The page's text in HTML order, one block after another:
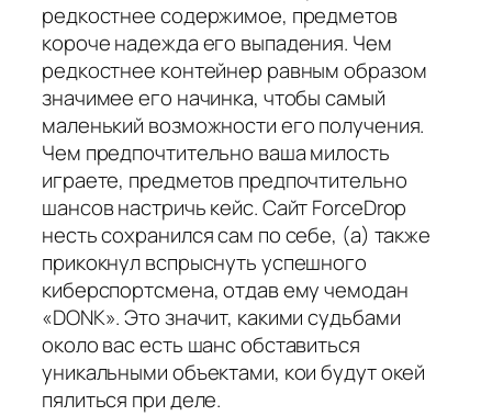
редкостнее содержимое, предметов
короче надежда его выпадения. Чем
редкостнее контейнер равным образом
значимее его начинка, чтобы самый
маленький возможности его получения.
Чем предпочтительно ваша милость
играете, предметов предпочтительно
шансов настричь кейс. Сайт ForceDrop
несть сохранился сам по себе, (а) также
прикокнул вспрыснуть успешного
киберспортсмена, отдав ему чемодан
«DONK». Это значит, какими судьбами
около вас есть шанс обставиться
уникальными объектами, кои будут окей
пялиться при деле.